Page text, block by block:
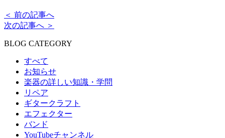
＜ 前の記事へ
次の記事へ ＞
BLOG CATEGORY
すべて
お知らせ
楽器の詳しい知識・学問
リペア
ギタークラフト
エフェクター
バンド
YouTubeチャンネル